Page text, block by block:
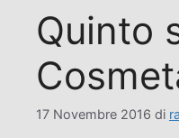
Quinto
17 Novembre 2016 di